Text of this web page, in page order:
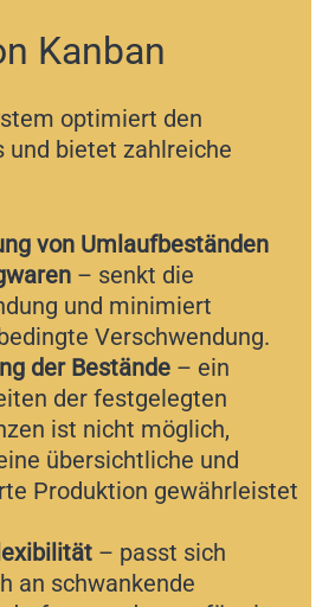
Kanban
optimiert den
und bietet zahlreiche
von Umlaufbeständen
– senkt die
und minimiert
Verschwendung.
der Bestände – ein
der festgelegten
ist nicht möglich,
übersichtliche und
Produktion gewährleistet
– passt sich
an schwankende